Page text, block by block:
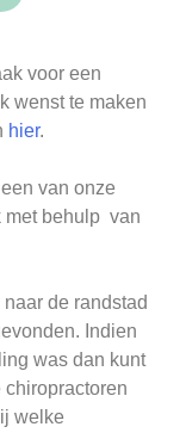
voor een
wenst te maken
hier.
van onze
met behulp van
de randstad
Indien
was dan kunt
welke